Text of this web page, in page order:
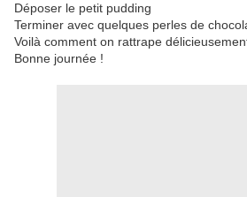
Déposer le petit pudding
Terminer avec quelques perles de
Voilà comment on rattrape
Bonne journée !